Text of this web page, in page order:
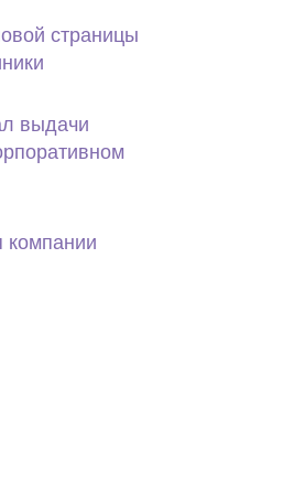
страницы
выдачи
компании